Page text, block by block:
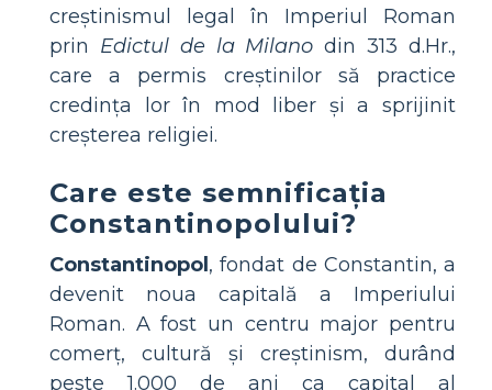
creștinismul legal în Imperiul Roman
prin Edictul de la Milano din 313 d.Hr.,
care a permis creștinilor să practice
credința lor în mod liber și a sprijinit
creșterea religiei.
Care este semnificația
Constantinopolului?
Constantinopol , fondat de Constantin, a
devenit noua capitală a Imperiului
Roman. A fost un centru major pentru
comerț, cultură și creștinism, durând
peste 1.000 de ani ca capital al